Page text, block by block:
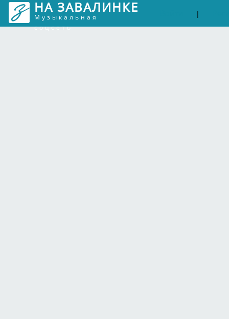
НА ЗАВАЛИНКЕ
Музыкальная
соцсеть
|